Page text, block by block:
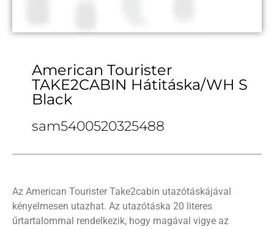
American Tourister
TAKE2CABIN Hátitáska/WH S
Black
sam5400520325488
Az American Tourister Take2cabin utazótáskájával
kényelmesen utazhat. Az utazótáska 20 literes
űrtartalommal rendelkezik, hogy magával vigye az